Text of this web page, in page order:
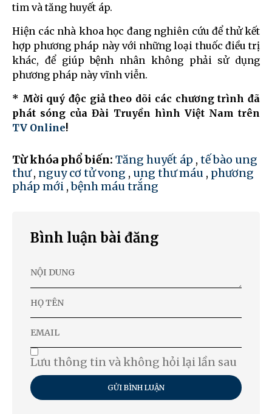
tim và tăng huyết áp.
Hiện các nhà khoa học đang nghiên cứu để thử kết
hợp phương pháp này với những loại thuốc điều trị
khác, để giúp bệnh nhân không phải sử dụng
phương pháp này vĩnh viễn.
* Mời quý độc giả theo dõi các chương trình đã
phát sóng của Đài Truyền hình Việt Nam trên
TV Online!
Từ khóa phổ biến: Tăng huyết áp , tế bào ung
thư, nguy cơ tử vong , ung thư máu , phương
pháp mới ,bệnh máu trắng
Bình luận bài đăng
Lưu thông tin và không hỏi lại lần sau
GỬI BÌNH LUẬN